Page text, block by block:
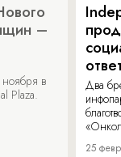
–
ноября в
Plaza.
Два
25